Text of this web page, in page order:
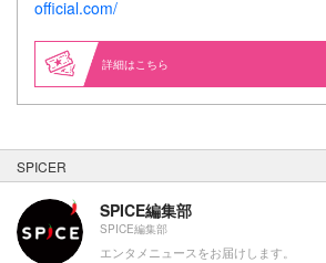
official.com/
詳細はこちら
SPICER
SPICE編集部
SPICE編集部
エンタメニュースをお届けします。